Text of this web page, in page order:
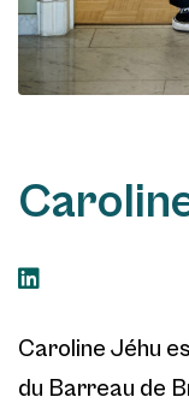
Caroline Jéhu
du Barreau de